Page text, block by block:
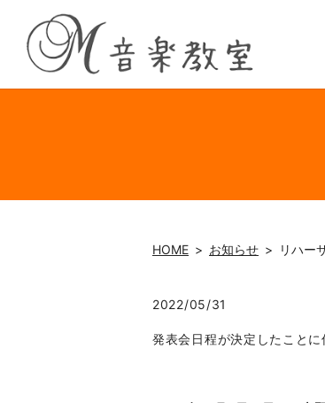
HOME お知らせ リハー
2022/05/31
発表会日程が決定したことに